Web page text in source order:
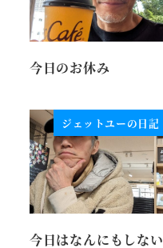
今日のお休み
ジェットユーの日記
今日はなんにもしない